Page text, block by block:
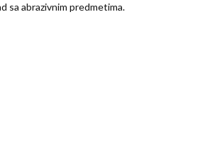
sa abrazivnim predmetima.